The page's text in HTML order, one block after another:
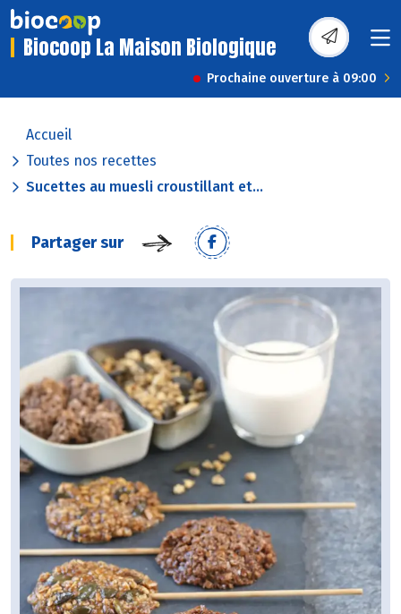
Biocoop La Maison Biologique
Prochaine ouverture à 09:00
Accueil
Toutes nos recettes
Sucettes au muesli croustillant et...
Partager sur